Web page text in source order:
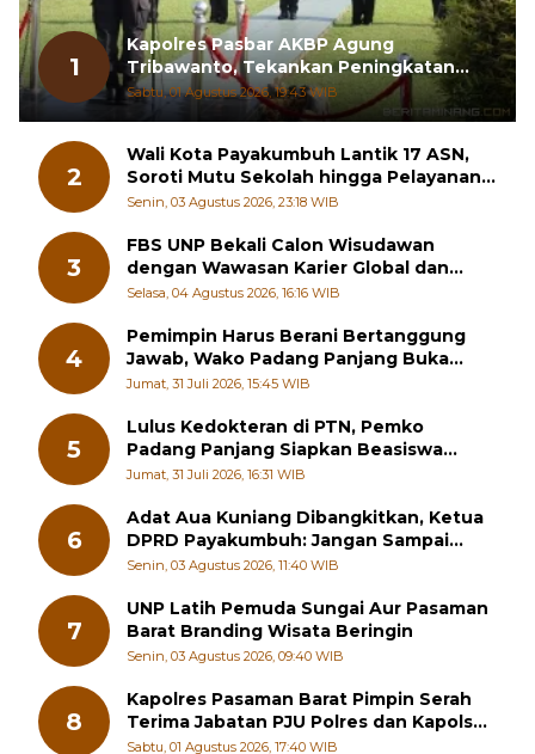
1
Kapolres Pasbar AKBP Agung
Tribawanto, Tekankan Peningkatan
Pelayanan dan Sinergi dengan
Masyarakat
Sabtu, 01 Agustus 2026, 19:43 WIB
2
Wali Kota Payakumbuh Lantik 17 ASN,
Soroti Mutu Sekolah hingga Pelayanan
RSUD
Senin, 03 Agustus 2026, 23:18 WIB
3
FBS UNP Bekali Calon Wisudawan
dengan Wawasan Karier Global dan
Kewirausahaan Kreatif
Selasa, 04 Agustus 2026, 16:16 WIB
4
Pemimpin Harus Berani Bertanggung
Jawab, Wako Padang Panjang Buka
Pelatihan Kepemimpinan Pelajar
Jumat, 31 Juli 2026, 15:45 WIB
5
Lulus Kedokteran di PTN, Pemko
Padang Panjang Siapkan Beasiswa
Penuh
Jumat, 31 Juli 2026, 16:31 WIB
6
Adat Aua Kuniang Dibangkitkan, Ketua
DPRD Payakumbuh: Jangan Sampai
Generasi Muda Hilang Jati Diri
Senin, 03 Agustus 2026, 11:40 WIB
7
UNP Latih Pemuda Sungai Aur Pasaman
Barat Branding Wisata Beringin
Senin, 03 Agustus 2026, 09:40 WIB
8
Kapolres Pasaman Barat Pimpin Serah
Terima Jabatan PJU Polres dan Kapolsek
Sungai Beremas
Sabtu, 01 Agustus 2026, 17:40 WIB